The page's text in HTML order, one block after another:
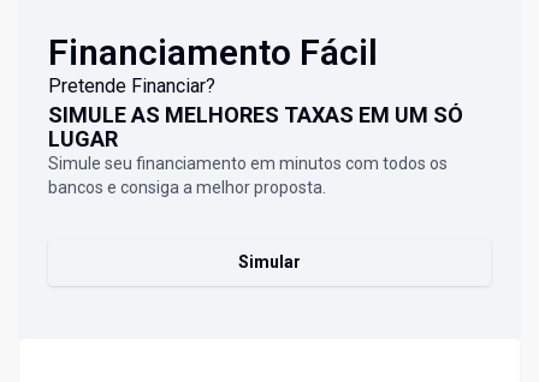
Financiamento Fácil
Pretende Financiar?
SIMULE AS MELHORES TAXAS EM UM SÓ
LUGAR
Simule seu financiamento em minutos com todos os
bancos e consiga a melhor proposta.
Simular